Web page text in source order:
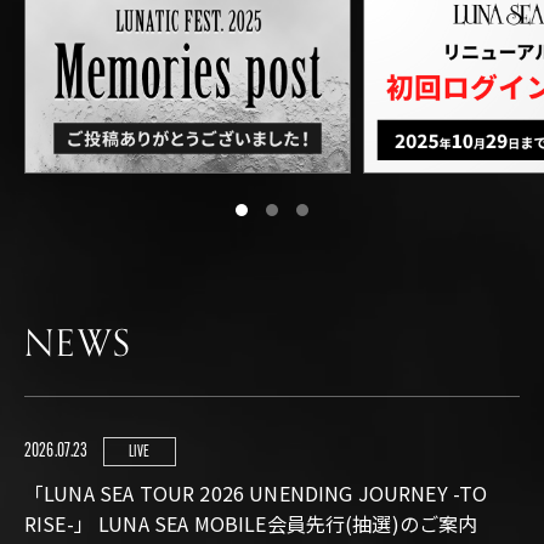
DISCOGRAPHY
NEWS
2026.07.23 LIVE
「LUNA SEA TOUR 2026 UNENDING JOURNEY -TO
RISE-」 LUNA SEA MOBILE会員先行(抽選)のご案内